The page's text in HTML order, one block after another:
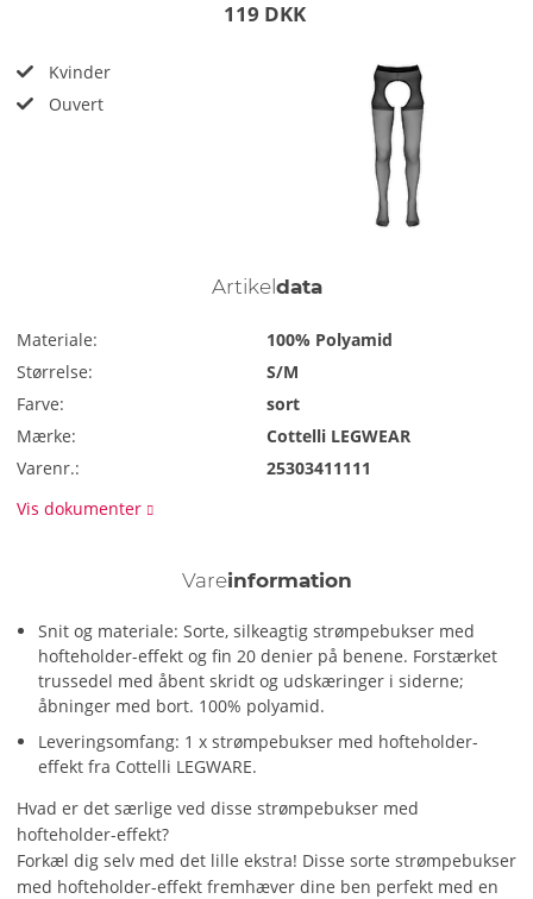
119 DKK
Kvinder
Ouvert
Artikeldata
Materiale:
100% Polyamid
Størrelse:
S/M
Farve:
sort
Mærke:
Cottelli LEGWEAR
Varenr.:
25303411111
Vis dokumenter
Vareinformation
Snit og materiale: Sorte, silkeagtig strømpebukser med
hofteholder-effekt og fin 20 denier på benene. Forstærket
trussedel med åbent skridt og udskæringer i siderne;
åbninger med bort. 100% polyamid.
Leveringsomfang: 1 x strømpebukser med hofteholder-
effekt fra Cottelli LEGWARE.
Hvad er det særlige ved disse strømpebukser med
hofteholder-effekt?
Forkæl dig selv med det lille ekstra! Disse sorte strømpebukser
med hofteholder-effekt fremhæver dine ben perfekt med en